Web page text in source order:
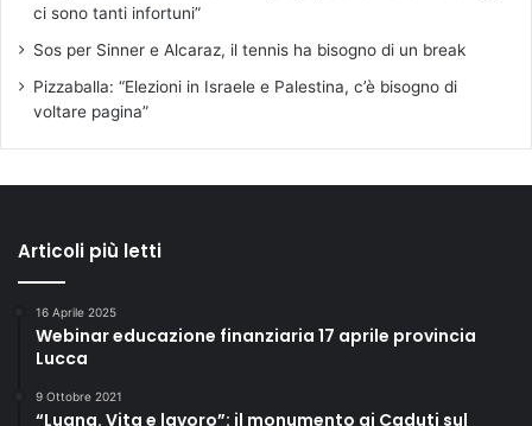
ci sono tanti infortuni”
Sos per Sinner e Alcaraz, il tennis ha bisogno di un break
Pizzaballa: “Elezioni in Israele e Palestina, c’è bisogno di
voltare pagina”
Articoli più letti
16 Aprile 2025
Webinar educazione finanziaria 17 aprile provincia
Lucca
9 Ottobre 2021
“Luana. Vita e lavoro”: il monumento ai Caduti sul